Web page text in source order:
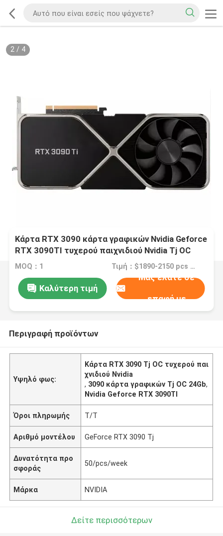
2/ 4
Κάρτα RTX 3090 κάρτα γραφικών Nvidia Geforce
RTX 3090TI τυχερού παιχνιδιού Nvidia Tj OC
24Gb
MOQ：1 Τιμή：$1890-2150 pcs Negotiable
Καλύτερη τιμή
Μας ελάτε σε
επαφή με
Περιγραφή προϊόντων
Υψηλό φως:
Κάρτα RTX 3090 Tj OC τυχερού παι
χνιδιού Nvidia
, 3090 κάρτα γραφικών Tj OC 24Gb,
Nvidia Geforce RTX 3090TI
Όροι πληρωμής T/T
Αριθμό μοντέλου GeForce RTX 3090 Tj
Δυνατότητα προ
σφοράς
50/pcs/week
Μάρκα NVIDIA
Δείτε περισσότερων